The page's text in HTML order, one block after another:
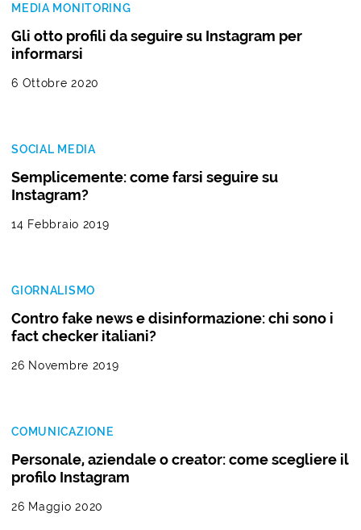
MEDIA MONITORING
Gli otto profili da seguire su Instagram per
informarsi
6 Ottobre 2020
SOCIAL MEDIA
Semplicemente: come farsi seguire su
Instagram?
14 Febbraio 2019
GIORNALISMO
Contro fake news e disinformazione: chi sono i
fact checker italiani?
26 Novembre 2019
COMUNICAZIONE
Personale, aziendale o creator: come scegliere il
profilo Instagram
26 Maggio 2020